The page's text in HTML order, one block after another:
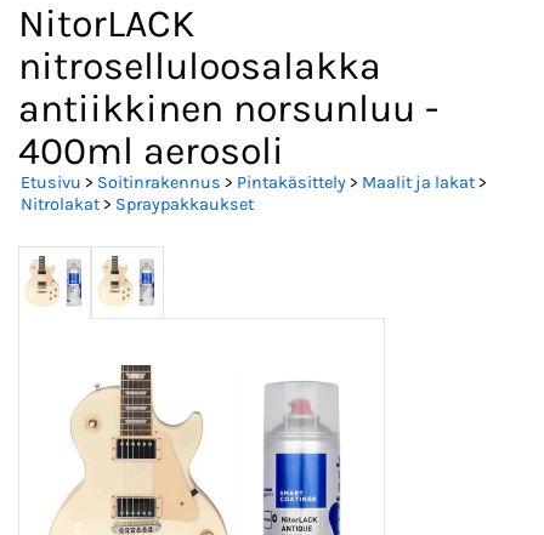
NitorLACK
nitroselluloosalakka
antiikkinen norsunluu -
400ml aerosoli
Etusivu > Soitinrakennus > Pintakäsittely> Maalit ja lakat>
Nitrolakat> Spraypakkaukset